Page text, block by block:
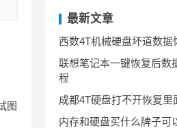
图
最新文章
西数4T机械硬盘坏道数据
联想笔记本一键恢复后数
程
成都4T硬盘打不开恢复里
内存和硬盘买什么牌子可